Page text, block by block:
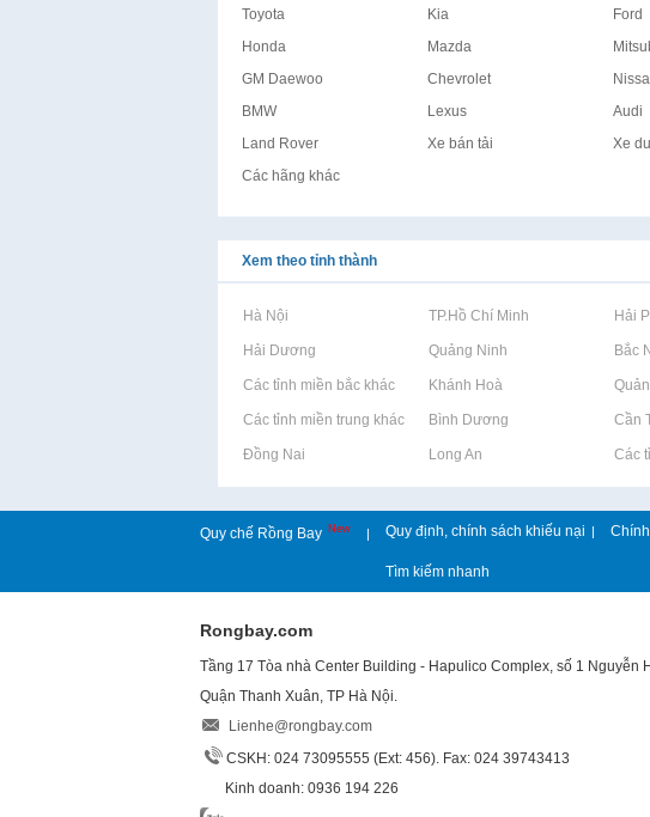
Toyota Kia Ford
Honda
Mazda
GM Daewoo
Chevrolet
BMW
Lexus Audi
Land Rover
Xe bán tải Xe
Các hãng khác
Xem theo tỉnh thành
Rao vặt tại Hà Nội Rao vặt tại TP.Hồ Chí Minh Rao vặt tại Hải
Rao vặt tại Hải Dương Rao vặt tại Quảng Ninh Rao vặt tại Bắc
Rao vặt tại Các tỉnh miền bắc khácRao vặt tại Khánh Hoà Rao vặt tại
Rao vặt tại Các tỉnh miền trung khácRao vặt tại Bình Dương Rao vặt tại Cần
Rao vặt tại Đồng Nai Rao vặt tại Long An Rao vặt tại Các
Quy chế Rồng Bay New | Quy định, chính sách khiếu nại |
Tìm kiếm nhanh
Rongbay.com
Tầng 17 Tòa nhà Center Building - Hapulico Complex, số 1 Nguyễn
Quận Thanh Xuân, TP Hà Nội.
Lienhe@rongbay.com
CSKH: 024 73095555 (Ext: 456). Fax: 024 39743413
Kinh doanh: 0936 194 226